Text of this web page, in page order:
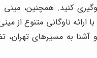
کنید. همچنین،
با ارائه ناوگانی متنوع از
آشنا به مسیرهای